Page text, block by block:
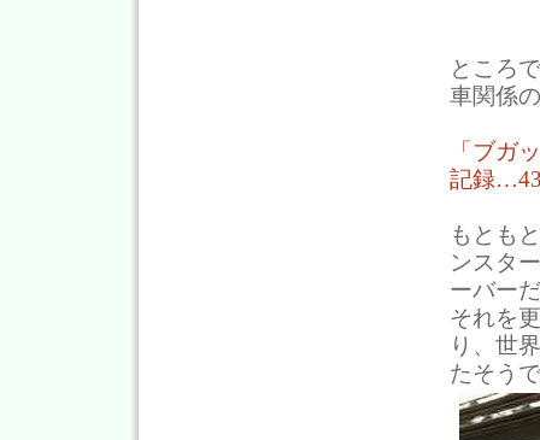
ところ
車関係
「ブガ
記録
もとも
ンスタ
ーバー
それを
り、世
たそう